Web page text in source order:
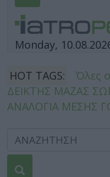
Monday,
HOT TAGS:
Όλες
ΔΕΙΚΤΗΣ ΜΑΖΑΣ
ΑΝΑΛΟΓΙΑ ΜΕΣΗΣ